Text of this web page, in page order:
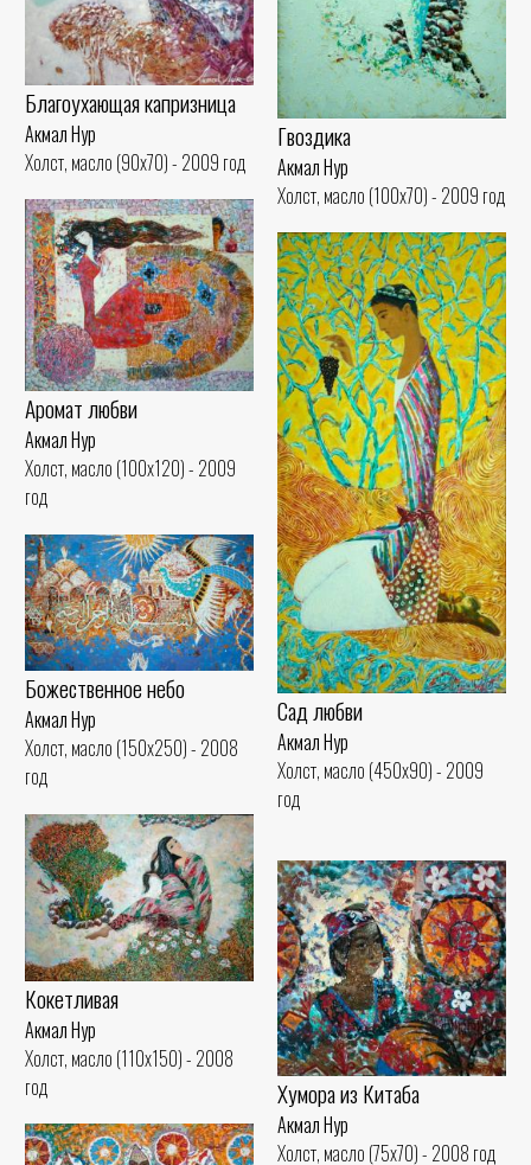
Гвоздика
Акмал Нур
Холст, масло (100x70) - 2009 год
Благоухающая капризница
Акмал Нур
Холст, масло (90x70) - 2009 год
Аромат любви
Акмал Нур
Холст, масло (100x120) - 2009
год
Сад любви
Акмал Нур
Холст, масло (450x90) - 2009
год
Божественное небо
Акмал Нур
Холст, масло (150x250) - 2008
год
Кокетливая
Акмал Нур
Холст, масло (110x150) - 2008
год
Хумора из Китаба
Акмал Нур
Холст, масло (75x70) - 2008 год